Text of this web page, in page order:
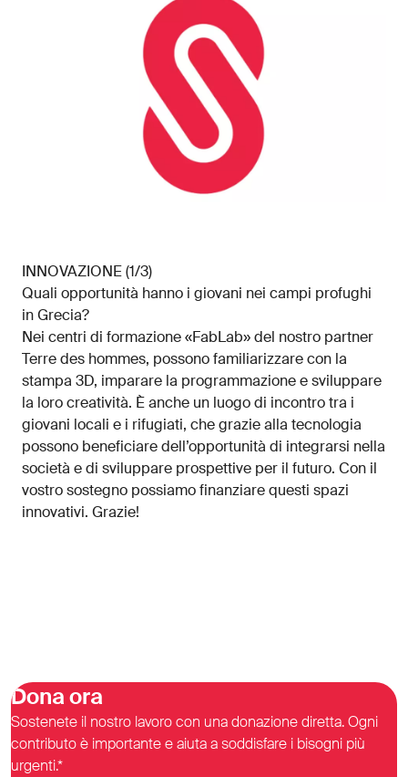
INNOVAZIONE (1/3)
Quali opportunità hanno i giovani nei campi profughi
in Grecia?
Nei centri di formazione «FabLab» del nostro partner
Terre des hommes, possono familiarizzare con la
stampa 3D, imparare la programmazione e sviluppare
la loro creatività. È anche un luogo di incontro tra i
giovani locali e i rifugiati, che grazie alla tecnologia
possono beneficiare dell’opportunità di integrarsi nella
società e di sviluppare prospettive per il futuro. Con il
vostro sostegno possiamo finanziare questi spazi
innovativi. Grazie!
Dona ora
Sostenete il nostro lavoro con una donazione diretta. Ogni
contributo è importante e aiuta a soddisfare i bisogni più
urgenti.*